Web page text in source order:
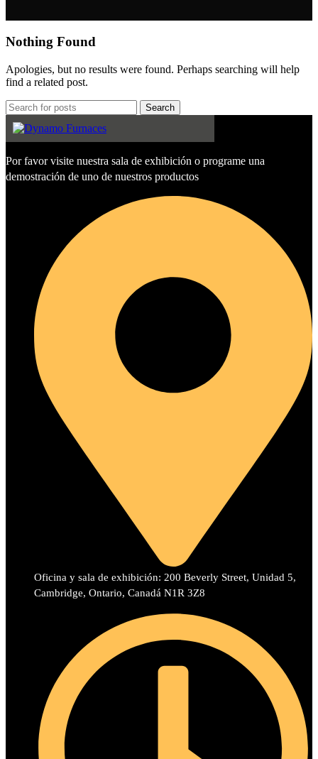
Nothing Found
Apologies, but no results were found. Perhaps searching will help
find a related post.
Search
Por favor visite nuestra sala de exhibición o programe una
demostración de uno de nuestros productos
Oficina y sala de exhibición: 200 Beverly Street, Unidad 5,
Cambridge, Ontario, Canadá N1R 3Z8